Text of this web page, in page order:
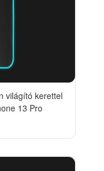
világító kerettel
13 Pro